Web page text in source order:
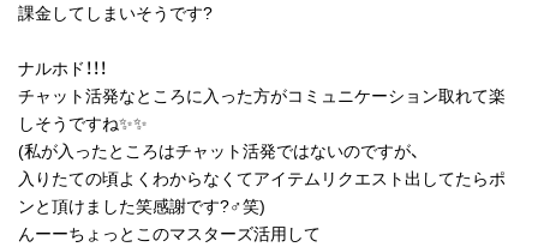
課金してしまいそうです?
ナルホド！！！
チャット活発なところに入った方がコミュニケーション取れて楽
しそうですね✨✨
(私が入ったところはチャット活発ではないのですが、
入りたての頃よくわからなくてアイテムリクエスト出してたらポ
ンと頂けました笑感謝です?‍♂️笑)
んーーちょっとこのマスターズ活用して